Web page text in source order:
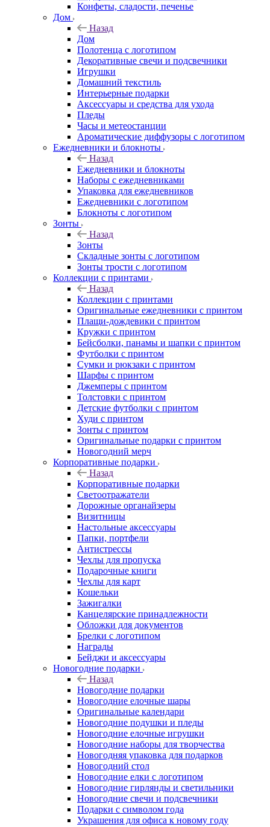
Конфеты, сладости, печенье
Дом
Назад
Дом
Полотенца с логотипом
Декоративные свечи и подсвечники
Игрушки
Домашний текстиль
Интерьерные подарки
Аксессуары и средства для ухода
Пледы
Часы и метеостанции
Ароматические диффузоры с логотипом
Ежедневники и блокноты
Назад
Ежедневники и блокноты
Наборы с ежедневниками
Упаковка для ежедневников
Ежедневники с логотипом
Блокноты с логотипом
Зонты
Назад
Зонты
Складные зонты с логотипом
Зонты трости с логотипом
Коллекции с принтами
Назад
Коллекции с принтами
Оригинальные ежедневники с принтом
Плащи-дождевики с принтом
Кружки с принтом
Бейсболки, панамы и шапки с принтом
Футболки с принтом
Сумки и рюкзаки с принтом
Шарфы с принтом
Джемперы с принтом
Толстовки с принтом
Детские футболки с принтом
Худи с принтом
Зонты с принтом
Оригинальные подарки с принтом
Новогодний мерч
Корпоративные подарки
Назад
Корпоративные подарки
Светоотражатели
Дорожные органайзеры
Визитницы
Настольные аксессуары
Папки, портфели
Антистрессы
Чехлы для пропуска
Подарочные книги
Чехлы для карт
Кошельки
Зажигалки
Канцелярские принадлежности
Обложки для документов
Брелки с логотипом
Награды
Бейджи и аксессуары
Новогодние подарки
Назад
Новогодние подарки
Новогодние елочные шары
Оригинальные календари
Новогодние подушки и пледы
Новогодние елочные игрушки
Новогодние наборы для творчества
Новогодняя упаковка для подарков
Новогодний стол
Новогодние елки с логотипом
Новогодние гирлянды и светильники
Новогодние свечи и подсвечники
Подарки с символом года
Украшения для офиса к новому году